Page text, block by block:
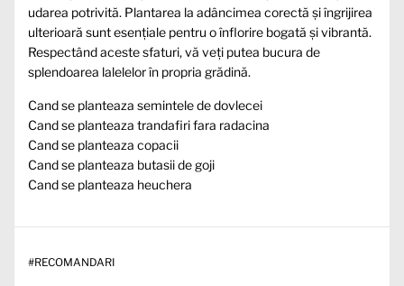
udarea potrivită. Plantarea la adâncimea corectă și îngrijirea
ulterioară sunt esențiale pentru o înflorire bogată și vibrantă.
Respectând aceste sfaturi, vă veți putea bucura de
splendoarea lalelelor în propria grădină.
Cand se planteaza semintele de dovlecei
Cand se planteaza trandafiri fara radacina
Cand se planteaza copacii
Cand se planteaza butasii de goji
Cand se planteaza heuchera
#RECOMANDARI